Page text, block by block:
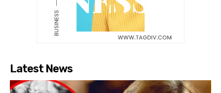
Latest News